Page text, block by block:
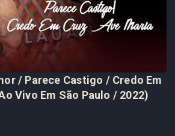
/ Parece Castigo / Credo Em
Vivo Em São Paulo / 2022)